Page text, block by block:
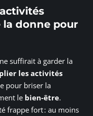
la donne pour
suffirait à garder la
les activités
pour briser la
le bien-être.
frappe fort : au moins